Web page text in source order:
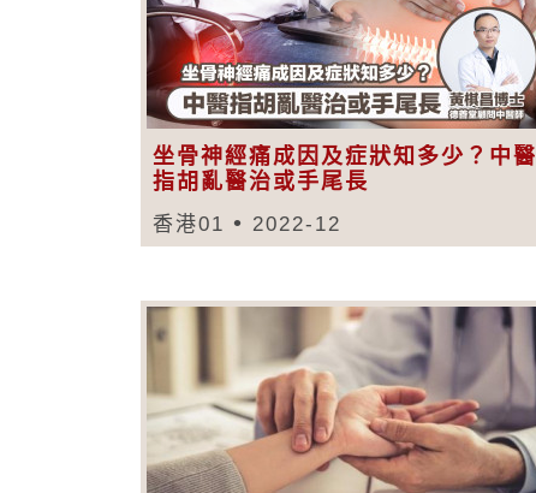
坐骨神經痛成因及症狀知多少？中醫
指胡亂醫治或手尾長
香港01 2022-12